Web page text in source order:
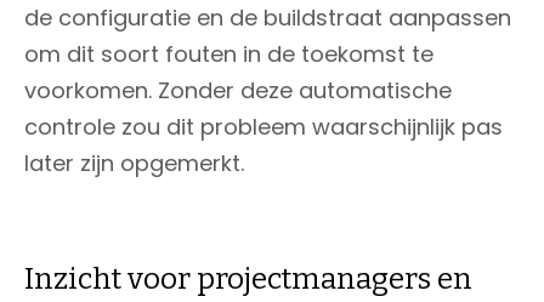
de configuratie en de buildstraat aanpassen
om dit soort fouten in de toekomst te
voorkomen. Zonder deze automatische
controle zou dit probleem waarschijnlijk pas
later zijn opgemerkt.
Inzicht voor projectmanagers en